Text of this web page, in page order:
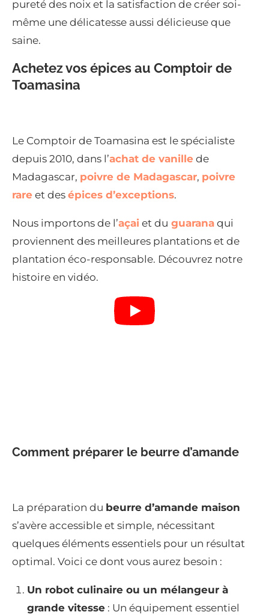
pureté des noix et la satisfaction de créer soi-
même une délicatesse aussi délicieuse que
saine.
Achetez vos épices au Comptoir de
Toamasina
Le Comptoir de Toamasina est le spécialiste
depuis 2010, dans l’achat de vanille de
Madagascar, poivre de Madagascar, poivre
rare et des épices d’exceptions.
Nous importons de l’açai et du guarana qui
proviennent des meilleures plantations et de
plantation éco-responsable. Découvrez notre
histoire en vidéo.
Comment préparer le beurre d’amande
La préparation du beurre d’amande maison
s’avère accessible et simple, nécessitant
quelques éléments essentiels pour un résultat
optimal. Voici ce dont vous aurez besoin :
Un robot culinaire ou un mélangeur à
grande vitesse : Un équipement essentiel